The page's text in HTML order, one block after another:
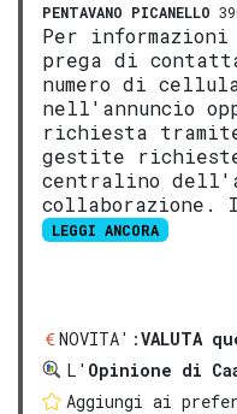
PENTAVANO PICANELLO
Per
prega di
numero di
nell'annuncio
richiesta
gestite
centralino
collaborazione.
LEGGI ANCORA
NOVITA':VALUTA
L' Opinione di
Aggiungi ai